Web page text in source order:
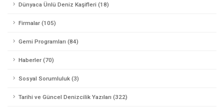
Dünyaca Ünlü Deniz Kaşifleri (18)
Firmalar (105)
Gemi Programları (84)
Haberler (70)
Sosyal Sorumluluk (3)
Tarihi ve Güncel Denizcilik Yazıları (322)